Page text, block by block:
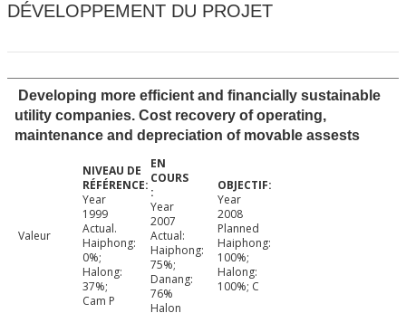
DÉVELOPPEMENT DU PROJET
Developing more efficient and financially sustainable
utility companies. Cost recovery of operating,
maintenance and depreciation of movable assests
Valeur
Year
1999
Actual.
Haiphong:
0%;
Halong:
37%;
Cam P
Year
2007
Actual:
Haiphong:
75%;
Danang:
76%
Halon
Year
2008
Planned
Haiphong:
100%;
Halong:
100%; C